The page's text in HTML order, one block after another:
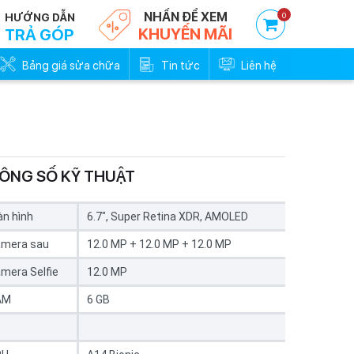
0
NHẤN ĐỂ XEM
KHUYẾN MÃI
HƯỚNG DẪN
TRẢ GÓP
Bảng giá sửa chữa Tin tức Liên hệ
Trả góp 0đ - Trả trước
SỐ KỸ THUẬT
hình 6.7", Super Retina XDR, AMOLED
sau 12.0 MP + 12.0 MP + 12.0 MP
Selfie 12.0 MP
6 GB